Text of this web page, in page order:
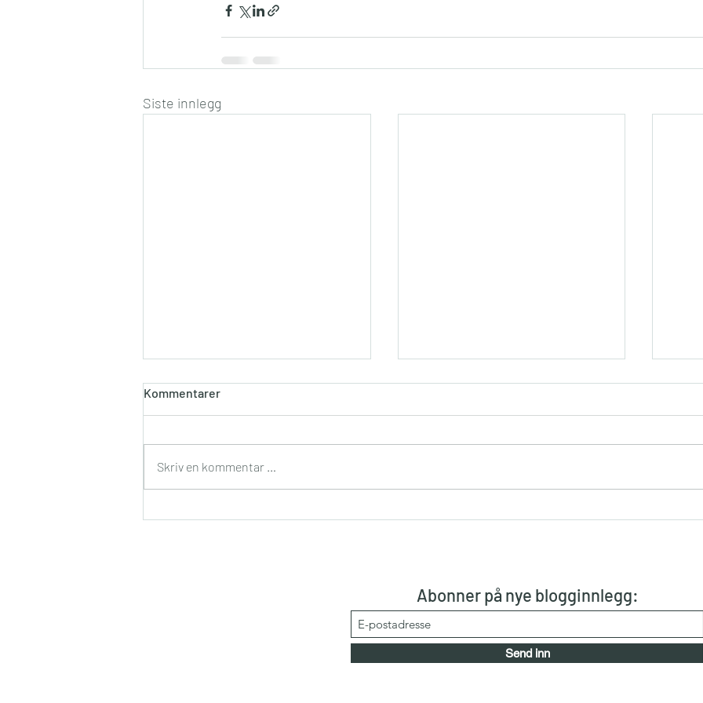
Siste innlegg
Kommentarer
Skriv en kommentar …
Abonner på nye blogginnlegg:
Send inn